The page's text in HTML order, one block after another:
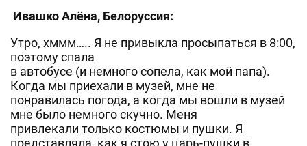
Ивашко Алёна, Белоруссия:
Утро, хммм….. Я не привыкла просыпаться в 8:00,
поэтому спала
в автобусе (и немного сопела, как мой папа).
Когда мы приехали в музей, мне не
понравилась погода, а когда мы вошли в музей
мне было немного скучно. Меня
привлекали только костюмы и пушки. Я
представляла, как я стою у царь-пушки в